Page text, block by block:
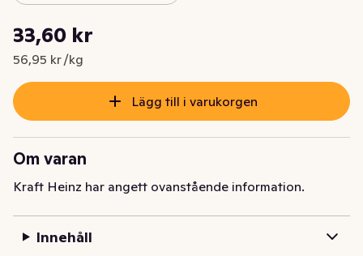
Nuvarande pris är: 33,60 kr
33,60 kr
56,95 kr /kg
Styckpris: 56,95 kr /kg
Lägg till i varukorgen
Om varan
Kraft Heinz har angett ovanstående information.
Innehåll